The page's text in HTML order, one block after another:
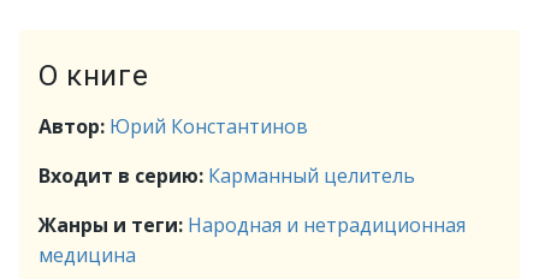
О книге
Автор: Юрий Константинов
Входит в серию: Карманный целитель
Жанры и теги: Народная и нетрадиционная
медицина